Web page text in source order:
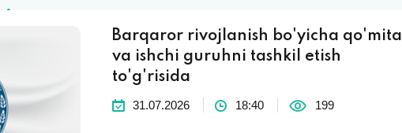
Barqaror rivojlanish bo'yicha qo'mita
va ishchi guruhni tashkil etish
to'g'risida
31.07.2026 18:40 199